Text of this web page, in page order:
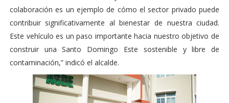
colaboración es un ejemplo de cómo el sector privado puede
contribuir significativamente al bienestar de nuestra ciudad.
Este vehículo es un paso importante hacia nuestro objetivo de
construir una Santo Domingo Este sostenible y libre de
contaminación,” indicó el alcalde.